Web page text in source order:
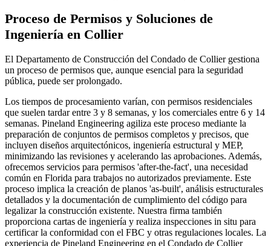
Proceso de Permisos y Soluciones de
Ingeniería en Collier
El Departamento de Construcción del Condado de Collier gestiona
un proceso de permisos que, aunque esencial para la seguridad
pública, puede ser prolongado.
Los tiempos de procesamiento varían, con permisos residenciales
que suelen tardar entre 3 y 8 semanas, y los comerciales entre 6 y 14
semanas. Pineland Engineering agiliza este proceso mediante la
preparación de conjuntos de permisos completos y precisos, que
incluyen diseños arquitectónicos, ingeniería estructural y MEP,
minimizando las revisiones y acelerando las aprobaciones. Además,
ofrecemos servicios para permisos 'after-the-fact', una necesidad
común en Florida para trabajos no autorizados previamente. Este
proceso implica la creación de planos 'as-built', análisis estructurales
detallados y la documentación de cumplimiento del código para
legalizar la construcción existente. Nuestra firma también
proporciona cartas de ingeniería y realiza inspecciones in situ para
certificar la conformidad con el FBC y otras regulaciones locales. La
experiencia de Pineland Engineering en el Condado de Collier